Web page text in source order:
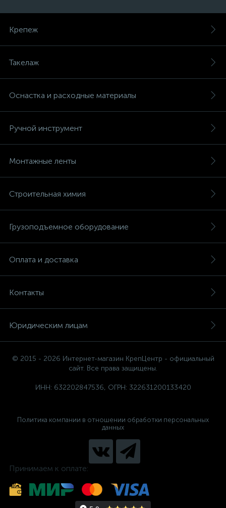
Крепеж
Такелаж
Оснастка и расходные материалы
Ручной инструмент
Монтажные ленты
Строительная химия
Грузоподъемное оборудование
Оплата и доставка
Контакты
Юридическим лицам
© 2015 - 2026 Интернет-магазин КрепЦентр - официальный
сайт. Все права защищены.
ИНН: 632202847536, ОГРН: 322631200133420
Политика компании в отношении обработки персональных
данных
Принимаем к оплате: